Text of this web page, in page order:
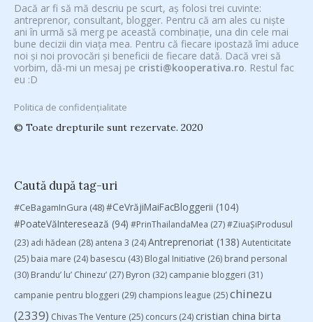
Dacă ar fi să mă descriu pe scurt, aș folosi trei cuvinte:
antreprenor, consultant, blogger. Pentru că am ales cu niște
ani în urmă să merg pe această combinație, una din cele mai
bune decizii din viața mea. Pentru că fiecare ipostază îmi aduce
noi și noi provocări și beneficii de fiecare dată. Dacă vrei să
vorbim, dă-mi un mesaj pe cristi@kooperativa.ro. Restul fac
eu :D
Politica de confidențialitate
© Toate drepturile sunt rezervate. 2020
Caută după tag-uri
#CeBagamInGura (48)#CeVrăjiMaiFacBloggerii (104)
#PoateVăInteresează (94) #PrinThailandaMea (27)#ZiuaȘiProdusul
(23) adi hădean (28) antena 3 (24)Antreprenoriat (138) Autenticitate
(25) baia mare (24) basescu (43) Blogal Initiative (26) brand personal
(30) Brandu’ lu’ Chinezu’ (27) Byron (32) campanie bloggeri (31)
campanie pentru bloggeri (29) champions league (25)chinezu
(2339) Chivas The Venture (25) concurs (24)cristian china birta